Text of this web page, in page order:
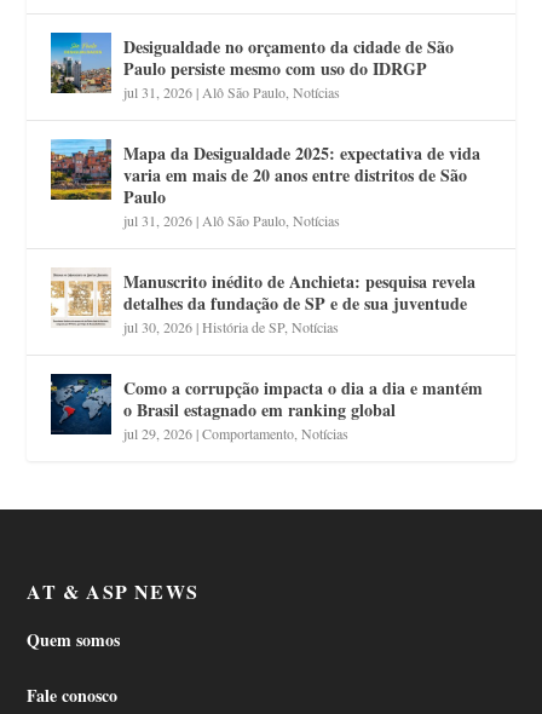
Desigualdade no orçamento da cidade de São
Paulo persiste mesmo com uso do IDRGP
jul 31, 2026|Alô São Paulo,Notícias
Mapa da Desigualdade 2025: expectativa de vida
varia em mais de 20 anos entre distritos de São
Paulo
jul 31, 2026|Alô São Paulo,Notícias
Manuscrito inédito de Anchieta: pesquisa revela
detalhes da fundação de SP e de sua juventude
jul 30, 2026|História de SP,Notícias
Como a corrupção impacta o dia a dia e mantém
o Brasil estagnado em ranking global
jul 29, 2026|Comportamento,Notícias
AT & ASP NEWS
Quem somos
Fale conosco